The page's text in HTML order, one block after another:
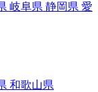
岐阜県 静岡県 愛
和歌山県